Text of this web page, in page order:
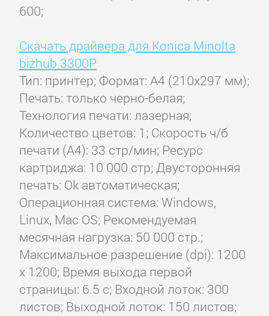
600;
Скачать драйвера для Konica Minolta
bizhub 3300P
Тип: принтер; Формат: A4 (210x297 мм);
Печать: только черно-белая;
Технология печати: лазерная;
Количество цветов: 1; Скорость ч/б
печати (А4): 33 стр/мин; Ресурс
картриджа: 10 000 стр; Двусторонняя
печать: Ok автоматическая;
Операционная система: Windows,
Linux, Mac OS; Рекомендуемая
месячная нагрузка: 50 000 стр.;
Максимальное разрешение (dpi): 1200
x 1200; Время выхода первой
страницы: 6.5 с; Входной лоток: 300
листов; Выходной лоток: 150 листов;